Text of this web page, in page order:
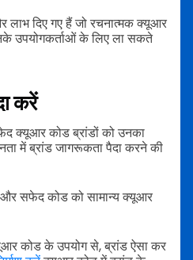
लाभ दिए गए हैं जो रचनात्मक क्यूआर
उपयोगकर्ताओं के लिए ला सकते
करें
क्यूआर कोड ब्रांडों को उनका
में ब्रांड जागरूकता पैदा करने की
सफेद कोड को सामान्य क्यूआर
कोड के उपयोग से, ब्रांड ऐसा कर